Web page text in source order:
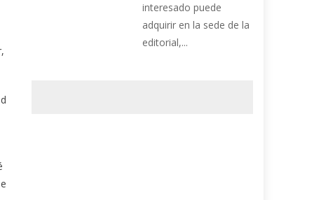
interesado puede
adquirir en la sede de la
editorial,...